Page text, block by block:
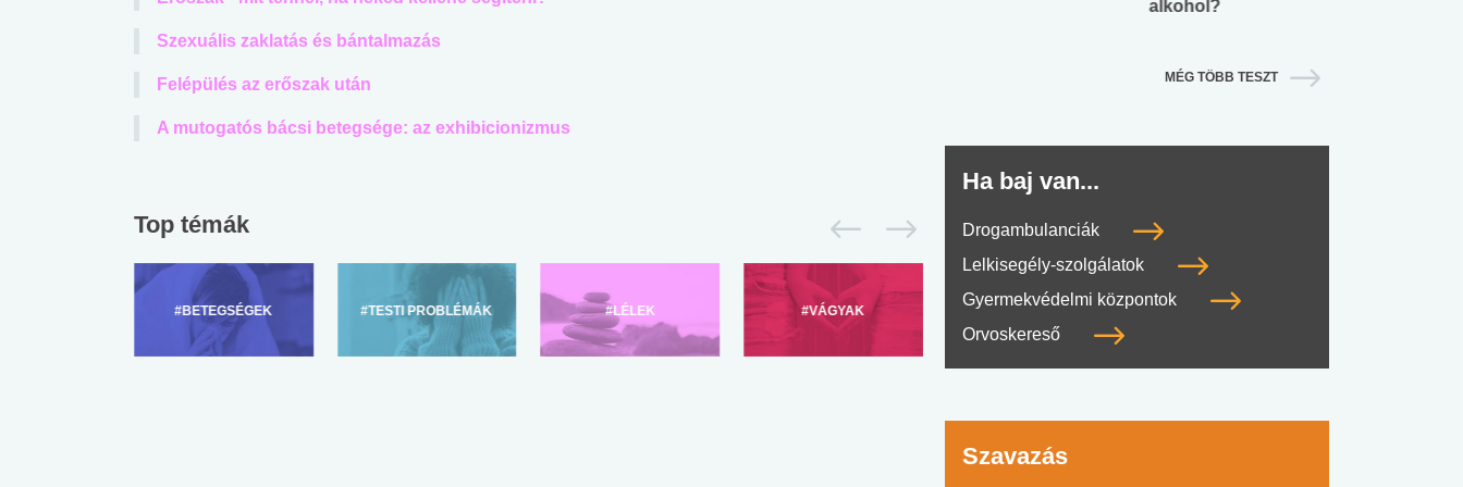
Szexuális zaklatás és bántalmazás
Felépülés az erőszak után
A mutogatós bácsi betegsége: az exhibicionizmus
Top témák
#BETEGSÉGEK #TESTI PROBLÉMÁK #LÉLEK #VÁGYAK #DROG, CIGI, ALKOHOL
lábnyomod?
tudásteszt
nyelvvizsga teszt -
alkohol?
MÉG TÖBB TESZT
Ha baj van...
Drogambulanciák
Lelkisegély-szolgálatok
Gyermekvédelmi központok
Orvoskereső
Szavazás